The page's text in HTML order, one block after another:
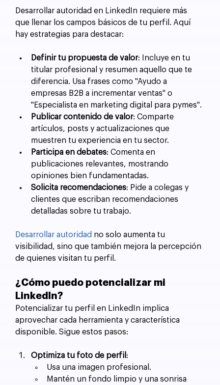
Desarrollar autoridad en LinkedIn requiere más
que llenar los campos básicos de tu perfil. Aquí
hay estrategias para destacar:
Definir tu propuesta de valor: Incluye en tu
titular profesional y resumen aquello que te
diferencia. Usa frases como "Ayudo a
empresas B2B a incrementar ventas" o
"Especialista en marketing digital para pymes".
Publicar contenido de valor: Comparte
artículos, posts y actualizaciones que
muestren tu experiencia en tu sector.
Participa en debates: Comenta en
publicaciones relevantes, mostrando
opiniones bien fundamentadas.
Solicita recomendaciones: Pide a colegas y
clientes que escriban recomendaciones
detalladas sobre tu trabajo.
Desarrollar autoridad no solo aumenta tu
visibilidad, sino que también mejora la percepción
de quienes visitan tu perfil.
¿Cómo puedo potencializar mi
LinkedIn?
Potencializar tu perfil en LinkedIn implica
aprovechar cada herramienta y característica
disponible. Sigue estos pasos:
Optimiza tu foto de perfil :
Usa una imagen profesional.
Mantén un fondo limpio y una sonrisa